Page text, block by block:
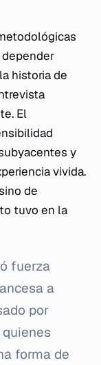
historia de
El
y
vivida.
de
tuvo en la
fuerza
a
por
forma de